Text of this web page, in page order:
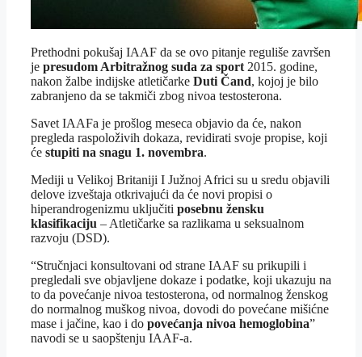
Prethodni pokušaj IAAF da se ovo pitanje reguliše završen
je presudom Arbitražnog suda za sport 2015. godine,
nakon žalbe indijske atletičarke Duti Čand, kojoj je bilo
zabranjeno da se takmiči zbog nivoa testosterona.
Savet IAAFa je prošlog meseca objavio da će, nakon
pregleda raspoloživih dokaza, revidirati svoje propise, koji
će stupiti na snagu 1. novembra.
Mediji u Velikoj Britaniji I Južnoj Africi su u sredu objavili
delove izveštaja otkrivajući da će novi propisi o
hiperandrogenizmu uključiti posebnu žensku
klasifikaciju – Atletičarke sa razlikama u seksualnom
razvoju (DSD).
“Stručnjaci konsultovani od strane IAAF su prikupili i
pregledali sve objavljene dokaze i podatke, koji ukazuju na
to da povećanje nivoa testosterona, od normalnog ženskog
do normalnog muškog nivoa, dovodi do povećane mišićne
mase i jačine, kao i do povećanja nivoa hemoglobina”
navodi se u saopštenju IAAF-a.